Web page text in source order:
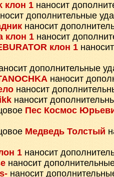
клон 1 наносит
дополнительные
наносит
клон 1 наносит
клон 1
дополнительные
наносит
наносит
наносит
Пес Космос
Медведь Толстый
1 наносит
наносит
наносит